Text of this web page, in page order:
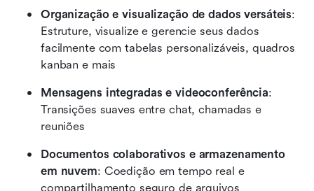
Organização e visualização de dados versáteis:
Estruture, visualize e gerencie seus dados
facilmente com tabelas personalizáveis, quadros
kanban e mais
Mensagens integradas e videoconferência:
Transições suaves entre chat, chamadas e
reuniões
Documentos colaborativos e armazenamento
em nuvem: Coedição em tempo real e
compartilhamento seguro de arquivos